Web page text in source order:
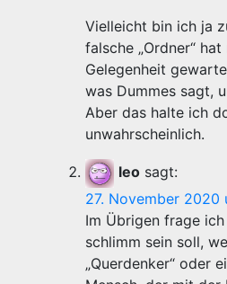
Vielleicht bin ich ja
falsche „Ordner“
Gelegenheit
was Dummes sagt,
Aber das halte ich
unwahrscheinlich.
leo sagt:
27. November 2020
Im Übrigen frage
schlimm sein soll,
„Querdenker“ oder